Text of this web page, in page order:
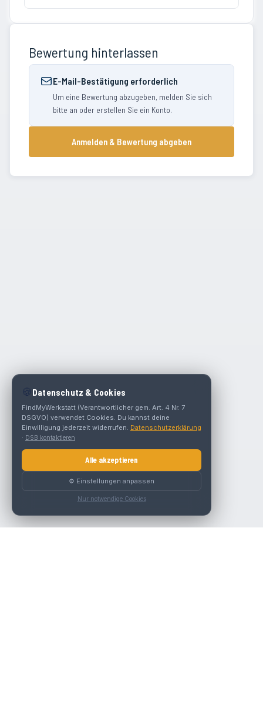
Bewertung hinterlassen
E-Mail-Bestätigung erforderlich
Um eine Bewertung abzugeben, melden Sie sich
bitte an oder erstellen Sie ein Konto.
Anmelden & Bewertung abgeben
🍪 Datenschutz & Cookies
FindMyWerkstatt (Verantwortlicher gem. Art. 4 Nr. 7
DSGVO) verwendet Cookies. Du kannst deine
Einwilligung jederzeit widerrufen. Datenschutzerklärung
· DSB kontaktieren
Alle akzeptieren
⚙️ Einstellungen anpassen
Nur notwendige Cookies